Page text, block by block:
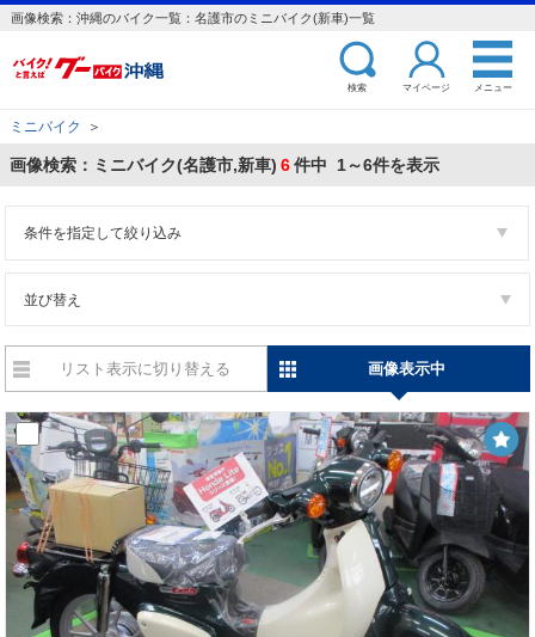
画像検索：沖縄のバイク一覧：名護市のミニバイク(新車)一覧
検索 マイページ メニュー
ミニバイク ＞
画像検索：ミニバイク(名護市,新車) 6件中 1～6件を表示
条件を指定して絞り込み
並び替え
リスト表示に切り替える 画像表示中